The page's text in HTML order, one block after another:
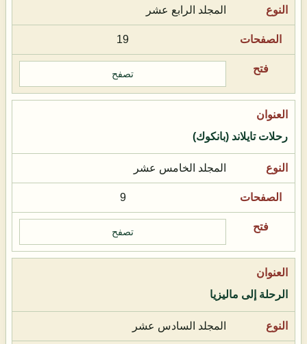
المجلد الرابع عشر
19
تصفح
رحلات تايلاند (بانكوك)
المجلد الخامس عشر
9
تصفح
الرحلة إلى ماليزيا
المجلد السادس عشر